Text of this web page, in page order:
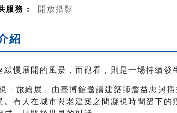
服務 : 開放攝影
紹
緩慢展開的風景，而觀看，則是一場持續發
視－旅繪展」由臺博館邀請建築師詹益忠與
。有人在城市與老建築之間凝視時間留下